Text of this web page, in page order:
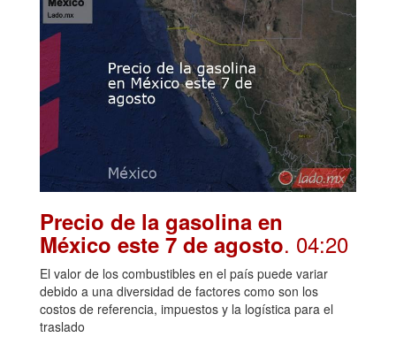
Precio de la gasolina en
México este 7 de agosto. 04:20
El valor de los combustibles en el país puede variar
debido a una diversidad de factores como son los
costos de referencia, impuestos y la logística para el
traslado